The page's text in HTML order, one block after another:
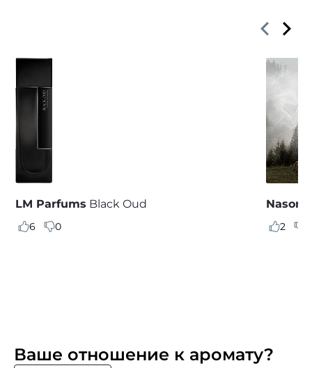
LM Parfums Black Oud
6 0 2
Ваше отношение к аромату?